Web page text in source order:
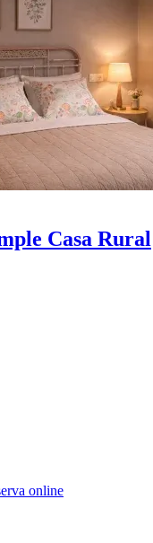
Casa Rural
online